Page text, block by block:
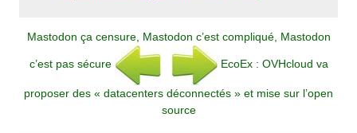
Mastodon ça censure, Mastodon c’est compliqué, Mastodon
c’est pas sécure EcoEx : OVHcloud va
proposer des « datacenters déconnectés » et mise sur l’open
source